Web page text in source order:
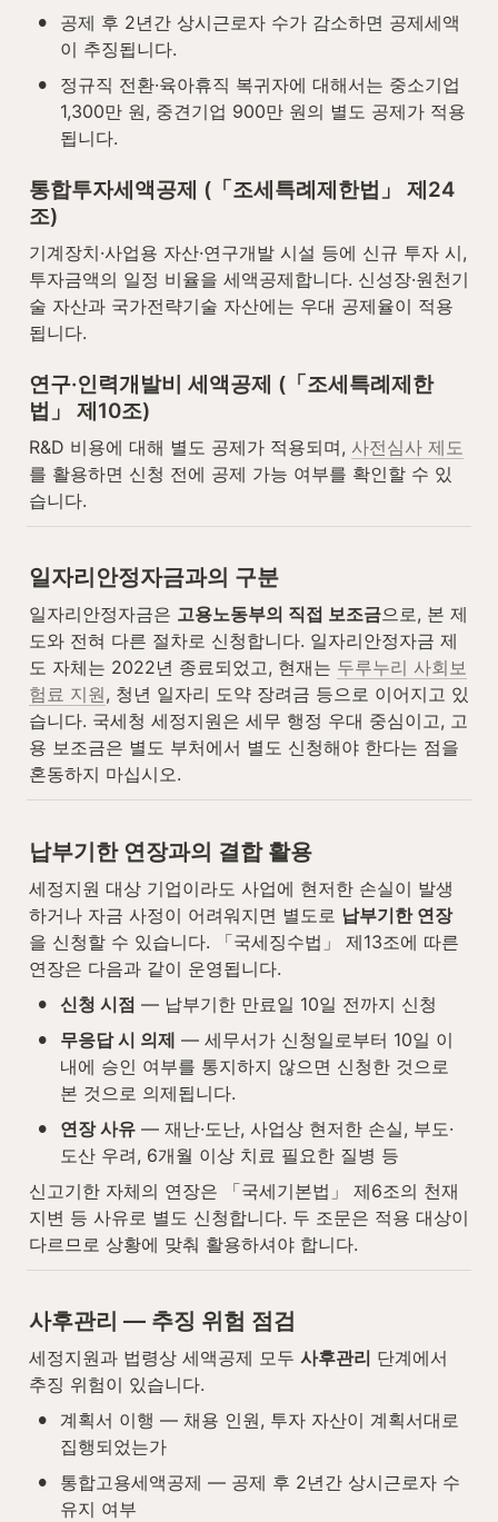
•
공제 후 2년간 상시근로자 수가 감소하면 공제세액
이 추징됩니다.
•
정규직 전환·육아휴직 복귀자에 대해서는 중소기업
1,300만 원, 중견기업 900만 원의 별도 공제가 적용
됩니다.
통합투자세액공제 (「조세특례제한법」 제24
조)
기계장치·사업용 자산·연구개발 시설 등에 신규 투자 시,
투자금액의 일정 비율을 세액공제합니다. 신성장·원천기
술 자산과 국가전략기술 자산에는 우대 공제율이 적용
됩니다.
연구·인력개발비 세액공제 (「조세특례제한
법」 제10조)
R&D 비용에 대해 별도 공제가 적용되며, 사전심사 제도
를 활용하면 신청 전에 공제 가능 여부를 확인할 수 있
습니다.
일자리안정자금과의 구분
일자리안정자금은 고용노동부의 직접 보조금으로, 본 제
도와 전혀 다른 절차로 신청합니다. 일자리안정자금 제
도 자체는 2022년 종료되었고, 현재는 두루누리 사회보
험료 지원, 청년 일자리 도약 장려금 등으로 이어지고 있
습니다. 국세청 세정지원은 세무 행정 우대 중심이고, 고
용 보조금은 별도 부처에서 별도 신청해야 한다는 점을
혼동하지 마십시오.
납부기한 연장과의 결합 활용
세정지원 대상 기업이라도 사업에 현저한 손실이 발생
하거나 자금 사정이 어려워지면 별도로 납부기한 연장
을 신청할 수 있습니다. 「국세징수법」 제13조에 따른
연장은 다음과 같이 운영됩니다.
• 신청 시점 — 납부기한 만료일 10일 전까지 신청
• 무응답 시 의제 — 세무서가 신청일로부터 10일 이
내에 승인 여부를 통지하지 않으면 신청한 것으로
본 것으로 의제됩니다.
• 연장 사유 — 재난·도난, 사업상 현저한 손실, 부도·
도산 우려, 6개월 이상 치료 필요한 질병 등
신고기한 자체의 연장은 「국세기본법」 제6조의 천재
지변 등 사유로 별도 신청합니다. 두 조문은 적용 대상이
다르므로 상황에 맞춰 활용하셔야 합니다.
사후관리 — 추징 위험 점검
세정지원과 법령상 세액공제 모두 사후관리 단계에서
추징 위험이 있습니다.
•
계획서 이행 — 채용 인원, 투자 자산이 계획서대로
집행되었는가
•
통합고용세액공제 — 공제 후 2년간 상시근로자 수
유지 여부